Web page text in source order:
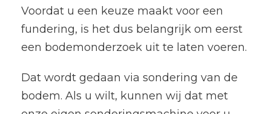
Voordat u een keuze maakt voor een
fundering, is het dus belangrijk om eerst
een bodemonderzoek uit te laten voeren.
Dat wordt gedaan via sondering van de
bodem. Als u wilt, kunnen wij dat met